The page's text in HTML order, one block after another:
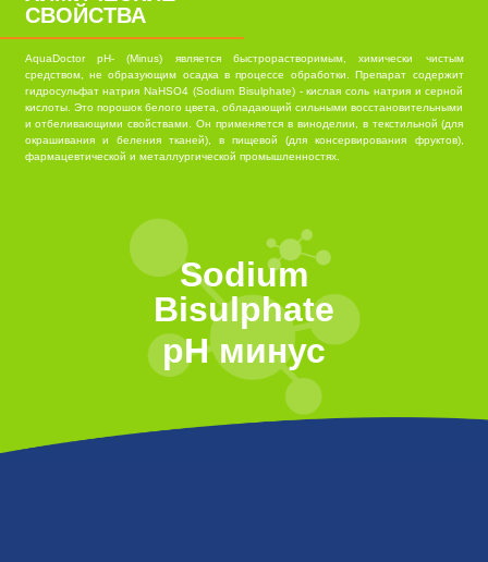
СВОЙСТВА
AquaDoctor pH- (Minus) является быстрорастворимым, химически чистым
средством, не образующим осадка в процессе обработки. Препарат содержит
гидросульфат натрия NaHSO4 (Sodium Bisulphate) - кислая соль натрия и серной
кислоты. Это порошок белого цвета, обладающий сильными восстановительными
и отбеливающими свойствами. Он применяется в виноделии, в текстильной (для
окрашивания и беления тканей), в пищевой (для консервирования фруктов),
фармацевтической и металлургической промышленностях.
Sodium
Bisulphate
pH минус